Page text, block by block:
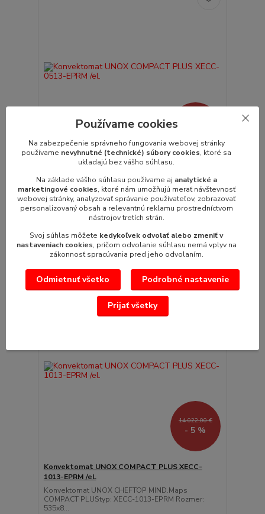
Konvektomat UNOX COMPACT PLUS XECC-
0513-EPRM /el.
Konvektomat UNOX CHEFTOP MIND.Maps
COMPACT PLUStyp: XECC-0513-EPRM
Rozmer: 535x...
5 652,50 €bez DPH
Pridať do košíka
14 022,00 €
- 5 %
Konvektomat UNOX COMPACT PLUS XECC-
1013-EPRM /el.
Konvektomat UNOX CHEFTOP MIND.Maps
COMPACT PLUStyp: XECC-1013-EPRM Rozmer:
535x8...
Používame cookies
Na zabezpečenie správneho fungovania webovej stránky
používame nevyhnutné (technické) súbory cookies, ktoré sa
ukladajú bez vášho súhlasu.
Na základe vášho súhlasu používame aj analytické a
marketingové cookies, ktoré nám umožňujú merať návštevnosť
webovej stránky, analyzovať správanie používateľov, zobrazovať
personalizovaný obsah a relevantnú reklamu prostredníctvom
nástrojov tretích strán.
Svoj súhlas môžete kedykoľvek odvolať alebo zmeniť v
nastaveniach cookies, pričom odvolanie súhlasu nemá vplyv na
zákonnosť spracúvania pred jeho odvolaním.
Odmietnuť všetko Podrobné nastavenie
Prijať všetky